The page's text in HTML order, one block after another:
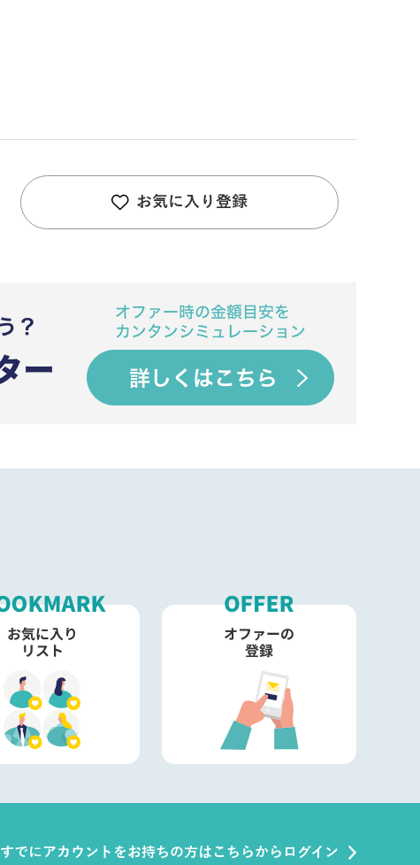
お気に入り登録
すでにアカウントをお持ちの方はこちらからログイン